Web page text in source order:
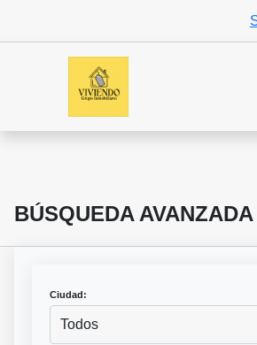
BÚSQUEDA AVANZADA
Ciudad:
Todos